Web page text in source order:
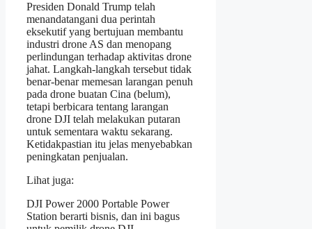
Presiden Donald Trump telah
menandatangani dua perintah
eksekutif yang bertujuan membantu
industri drone AS dan menopang
perlindungan terhadap aktivitas drone
jahat. Langkah-langkah tersebut tidak
benar-benar memesan larangan penuh
pada drone buatan Cina (belum),
tetapi berbicara tentang larangan
drone DJI telah melakukan putaran
untuk sementara waktu sekarang.
Ketidakpastian itu jelas menyebabkan
peningkatan penjualan.
Lihat juga:
DJI Power 2000 Portable Power
Station berarti bisnis, dan ini bagus